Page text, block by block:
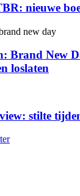
nieuwe
Brand New
loslaten
stilte